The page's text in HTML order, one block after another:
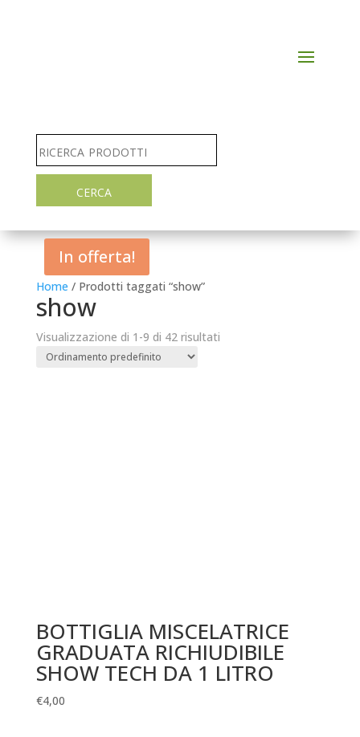
Home / Prodotti taggati “show”
show
Visualizzazione di 1-9 di 42 risultati
BOTTIGLIA MISCELATRICE
GRADUATA RICHIUDIBILE
SHOW TECH DA 1 LITRO
€4,00
In offerta!